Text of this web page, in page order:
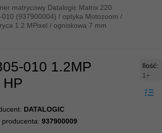
matrycowy Datalogic Matrix 220
010 (937900004) / optyka Motozoom /
1.2 MPixel / ogniskowa 7 mm
010 1.2MP
DATALOGIC
producenta:937900009
Ilość:
1+